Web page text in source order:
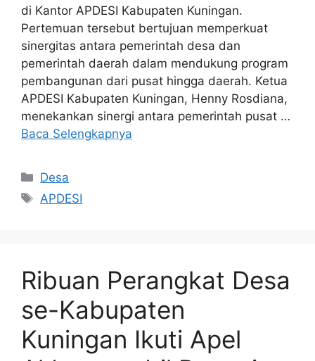
di Kantor APDESI Kabupaten Kuningan.
Pertemuan tersebut bertujuan memperkuat
sinergitas antara pemerintah desa dan
pemerintah daerah dalam mendukung program
pembangunan dari pusat hingga daerah. Ketua
APDESI Kabupaten Kuningan, Henny Rosdiana,
menekankan sinergi antara pemerintah pusat …
Baca Selengkapnya
Kategori
Desa
Tag
APDESI
Ribuan Perangkat Desa
se-Kabupaten
Kuningan Ikuti Apel